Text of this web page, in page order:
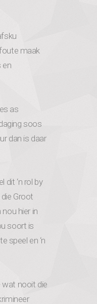
maak
en
as
soos
dan is daar
dit ‘n rol by
Groot
hier in
soort is
speel en ‘n
wat nooit die